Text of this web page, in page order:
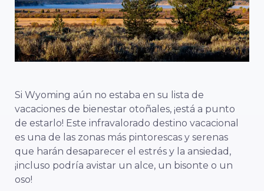
Si Wyoming aún no estaba en su lista de
vacaciones de bienestar otoñales, ¡está a punto
de estarlo! Este infravalorado destino vacacional
es una de las zonas más pintorescas y serenas
que harán desaparecer el estrés y la ansiedad,
¡incluso podría avistar un alce, un bisonte o un
oso!